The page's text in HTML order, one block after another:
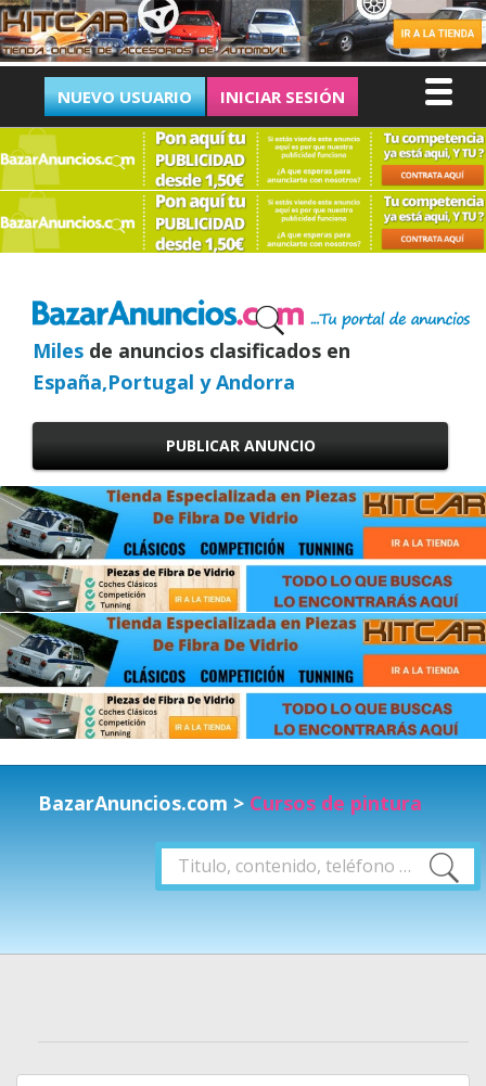
NUEVO USUARIO INICIAR SESIÓN
Miles de anuncios clasificados en
España,Portugal y Andorra
PUBLICAR ANUNCIO
BazarAnuncios.com > Cursos de pintura
Buscar
por:
Buscar